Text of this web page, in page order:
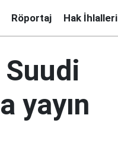
Röportaj Hak İhlalleri
yayın